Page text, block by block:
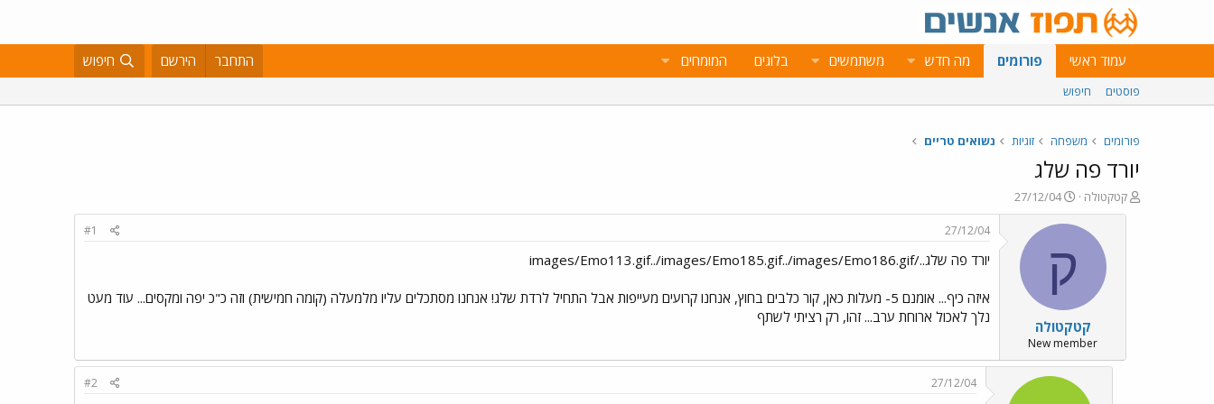
עמוד ראשי פורומים מה חדש משתמשים בלוגים המומחים התחבר הירשם חיפוש
פוסטים חיפוש
פורומים משפחה זוגיות נשואים טריים
יורד פה שלג
פ
ו
קטקטולה
פ
ו
ר
ם
ב
ת
א
ר
י
ך
27/12/04
ק
קטקטולה
New member
27/12/04
#1
יורד פה שלג../images/Emo113.gif../images/Emo185.gif../images/Emo186.gif
איזה כיף... אומנם 5- מעלות כאן, קור כלבים בחוץ, אנחנו קרועים מעייפות אבל התחיל לרדת שלג! אנחנו מסתכלים עליו מלמעלה (קומה חמישית) וזה כ"כ יפה ומקסים... עוד מעט
נלך לאכול ארוחת ערב... זהו, רק רציתי לשתף
27/12/04
#2